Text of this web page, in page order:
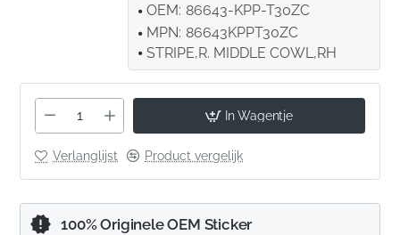
OEM: 86643-KPP-T30ZC
MPN: 86643KPPT30ZC
STRIPE,R. MIDDLE COWL,RH
In Wagentje
Verlanglijst Product vergelijk
100% Originele OEM Sticker